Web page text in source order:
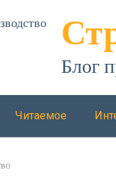
Блог
Читаемое